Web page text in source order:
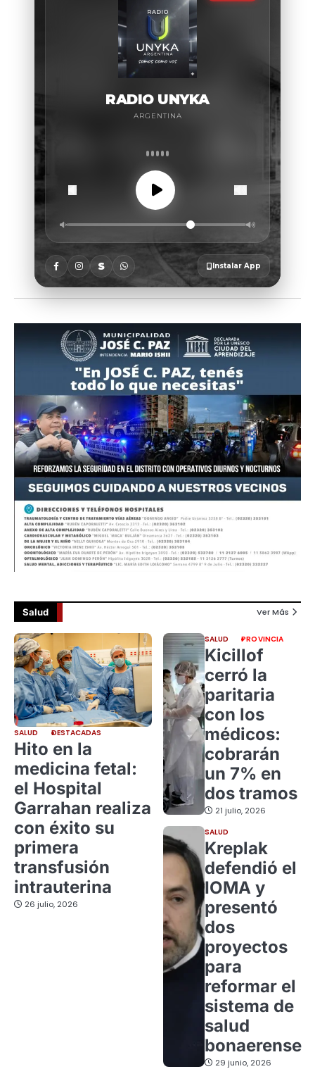
Salud Ver Más
SALUD DESTACADAS
Hito en la
medicina fetal:
el Hospital
Garrahan realiza
con éxito su
primera
transfusión
intrauterina
26 julio, 2026
SALUD PROVINCIA
Kicillof
cerró la
paritaria
con los
médicos:
cobrarán
un 7% en
dos tramos
21 julio, 2026
SALUD
Kreplak
defendió el
IOMA y
presentó
dos
proyectos
para
reformar el
sistema de
salud
bonaerense
29 junio, 2026